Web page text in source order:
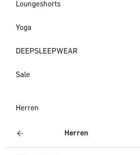
Loungeshorts
Yoga
DEEPSLEEPWEAR
Sale
Herren
Herren